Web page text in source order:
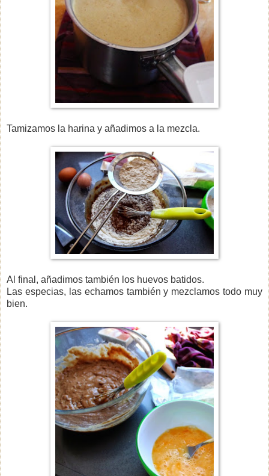
Tamizamos la harina y añadimos a la mezcla.
Al final, añadimos también los huevos batidos.
Las especias, las echamos también y mezclamos todo muy
bien.